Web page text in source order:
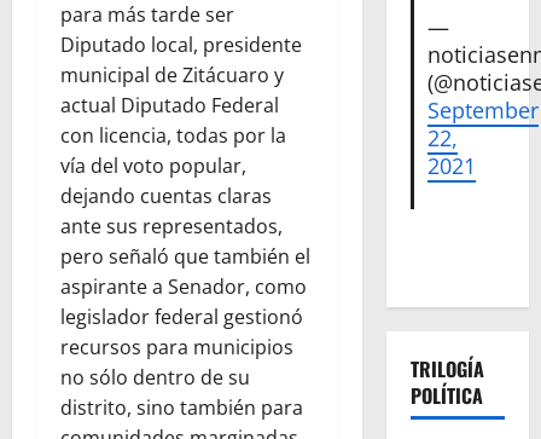
para más tarde ser
Diputado local, presidente
municipal de Zitácuaro y
actual Diputado Federal
con licencia, todas por la
vía del voto popular,
dejando cuentas claras
ante sus representados,
pero señaló que también el
aspirante a Senador, como
legislador federal gestionó
recursos para municipios
no sólo dentro de su
distrito, sino también para
—
September
22,
2021
TRILOGÍA
POLÍTICA